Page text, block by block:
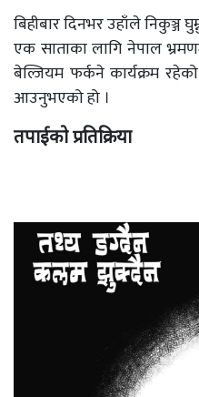
बिहीबार दिनभर उहाँले निकुञ्ज
एक साताका लागि नेपाल
बेल्जियम फर्कने कार्यक्रम
आउनुभएको हो ।
तपाईको प्रतिक्रिया